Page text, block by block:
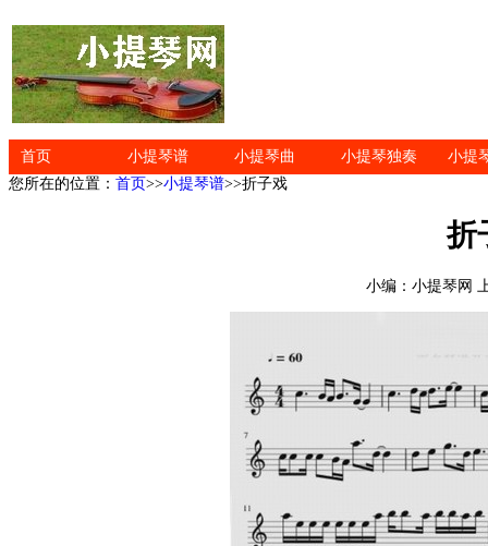
首页 小提琴谱 小提琴曲 小提琴独奏
小提
您所在的位置： 首页>>小提琴谱>>折子戏
折
小编：小提琴网